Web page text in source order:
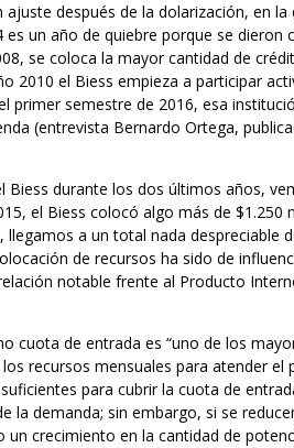
después de la dolarización, en la
un año de quiebre porque se dieron
se coloca la mayor cantidad de
2010 el Biess empieza a participar
primer semestre de 2016, esa
(entrevista Bernardo Ortega,
Biess durante los dos últimos años,
el Biess colocó algo más de $1.250
a un total nada despreciable
de recursos ha sido de
notable frente al Producto
cuota de entrada es “uno de los
recursos mensuales para atender el
para cubrir la cuota de
la demanda; sin embargo, si se
crecimiento en la cantidad de